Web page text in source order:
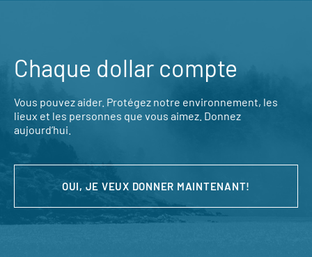
Chaque dollar compte
Vous pouvez aider. Protégez notre environnement, les
lieux et les personnes que vous aimez. Donnez
aujourd’hui.
OUI, JE VEUX DONNER MAINTENANT!